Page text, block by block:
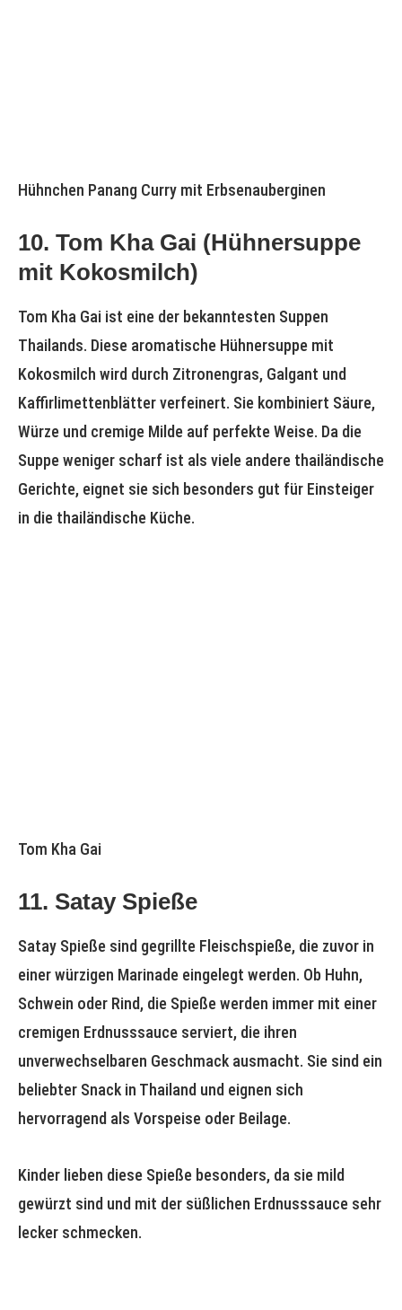
Hühnchen Panang Curry mit Erbsenauberginen
10. Tom Kha Gai (Hühnersuppe
mit Kokosmilch)
Tom Kha Gai ist eine der bekanntesten Suppen
Thailands. Diese aromatische Hühnersuppe mit
Kokosmilch wird durch Zitronengras, Galgant und
Kaffirlimettenblätter verfeinert. Sie kombiniert Säure,
Würze und cremige Milde auf perfekte Weise. Da die
Suppe weniger scharf ist als viele andere thailändische
Gerichte, eignet sie sich besonders gut für Einsteiger
in die thailändische Küche.
Tom Kha Gai
11. Satay Spieße
Satay Spieße sind gegrillte Fleischspieße, die zuvor in
einer würzigen Marinade eingelegt werden. Ob Huhn,
Schwein oder Rind, die Spieße werden immer mit einer
cremigen Erdnusssauce serviert, die ihren
unverwechselbaren Geschmack ausmacht. Sie sind ein
beliebter Snack in Thailand und eignen sich
hervorragend als Vorspeise oder Beilage.
Kinder lieben diese Spieße besonders, da sie mild
gewürzt sind und mit der süßlichen Erdnusssauce sehr
lecker schmecken.